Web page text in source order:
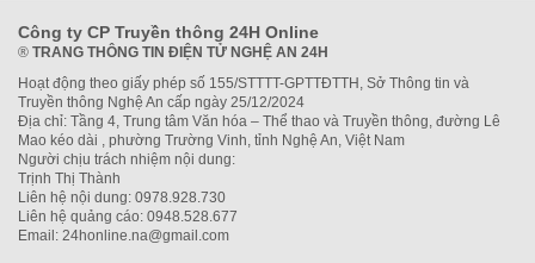
Công ty CP Truyền thông 24H Online
® TRANG THÔNG TIN ĐIỆN TỬ NGHỆ AN 24H
Hoạt động theo giấy phép số 155/STTTT-GPTTĐTTH, Sở Thông tin và
Truyền thông Nghệ An cấp ngày 25/12/2024
Địa chỉ: Tầng 4, Trung tâm Văn hóa – Thể thao và Truyền thông, đường Lê
Mao kéo dài , phường Trường Vinh, tỉnh Nghệ An, Việt Nam
Người chịu trách nhiệm nội dung:
Trịnh Thị Thành
Liên hệ nội dung: 0978.928.730
Liên hệ quảng cáo: 0948.528.677
Email: 24honline.na@gmail.com